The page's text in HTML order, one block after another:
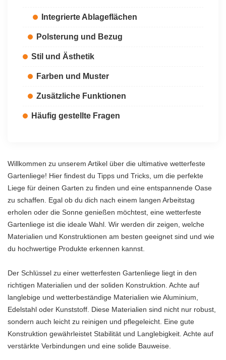
Integrierte Ablageflächen
Polsterung und Bezug
Stil und Ästhetik
Farben und Muster
Zusätzliche Funktionen
Häufig gestellte Fragen
Willkommen zu unserem Artikel über die ultimative wetterfeste
Gartenliege! Hier findest du Tipps und Tricks, um die perfekte
Liege für deinen Garten zu finden und eine entspannende Oase
zu schaffen. Egal ob du dich nach einem langen Arbeitstag
erholen oder die Sonne genießen möchtest, eine wetterfeste
Gartenliege ist die ideale Wahl. Wir werden dir zeigen, welche
Materialien und Konstruktionen am besten geeignet sind und wie
du hochwertige Produkte erkennen kannst.
Der Schlüssel zu einer wetterfesten Gartenliege liegt in den
richtigen Materialien und der soliden Konstruktion. Achte auf
langlebige und wetterbeständige Materialien wie Aluminium,
Edelstahl oder Kunststoff. Diese Materialien sind nicht nur robust,
sondern auch leicht zu reinigen und pflegeleicht. Eine gute
Konstruktion gewährleistet Stabilität und Langlebigkeit. Achte auf
verstärkte Verbindungen und eine solide Bauweise.